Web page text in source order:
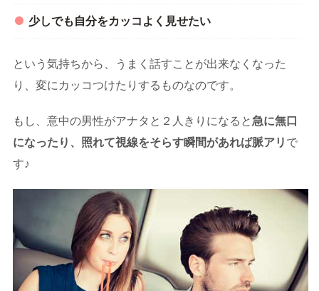
少しでも自分をカッコよく見せたい
という気持ちから、うまく話すことが出来なくなった
り、変にカッコつけたりするものなのです。
もし、意中の男性がアナタと２人きりになると急に無口
になったり、照れて視線をそらす瞬間があれば脈アリ で
す♪